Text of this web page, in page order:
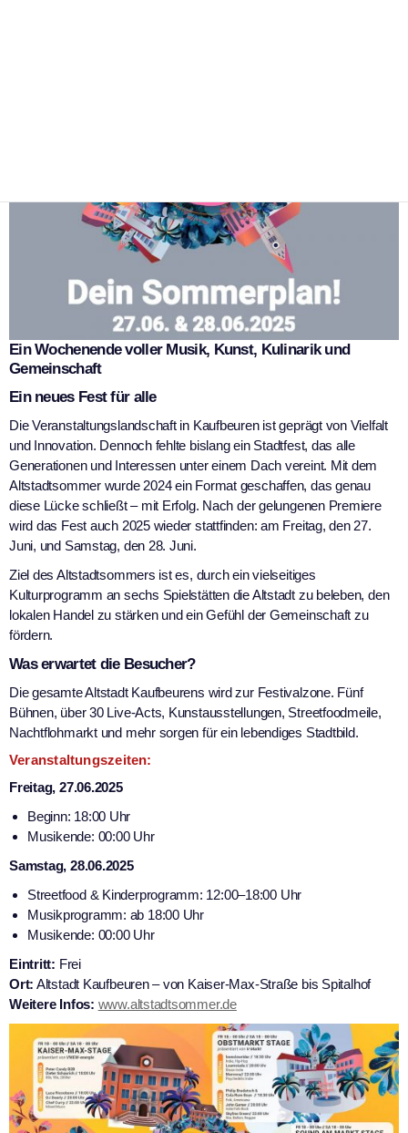
Ein Wochenende voller Musik, Kunst, Kulinarik und
Gemeinschaft
Ein neues Fest für alle
Die Veranstaltungslandschaft in Kaufbeuren ist geprägt von Vielfalt
und Innovation. Dennoch fehlte bislang ein Stadtfest, das alle
Generationen und Interessen unter einem Dach vereint. Mit dem
Altstadtsommer wurde 2024 ein Format geschaffen, das genau
diese Lücke schließt – mit Erfolg. Nach der gelungenen Premiere
wird das Fest auch 2025 wieder stattfinden: am Freitag, den 27.
Juni, und Samstag, den 28. Juni.
Ziel des Altstadtsommers ist es, durch ein vielseitiges
Kulturprogramm an sechs Spielstätten die Altstadt zu beleben, den
lokalen Handel zu stärken und ein Gefühl der Gemeinschaft zu
fördern.
Was erwartet die Besucher?
Die gesamte Altstadt Kaufbeurens wird zur Festivalzone. Fünf
Bühnen, über 30 Live-Acts, Kunstausstellungen, Streetfoodmeile,
Nachtflohmarkt und mehr sorgen für ein lebendiges Stadtbild.
Veranstaltungszeiten:
Freitag, 27.06.2025
Beginn: 18:00 Uhr
Musikende: 00:00 Uhr
Samstag, 28.06.2025
Streetfood & Kinderprogramm: 12:00–18:00 Uhr
Musikprogramm: ab 18:00 Uhr
Musikende: 00:00 Uhr
Eintritt: Frei
Ort: Altstadt Kaufbeuren – von Kaiser-Max-Straße bis Spitalhof
Weitere Infos: www.altstadtsommer.de